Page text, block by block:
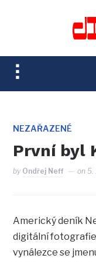
TOGGLE
SIDEBAR
NAVIGATION
NEZAŘAZENÉ
První byl
by Ondřej Neff on5.
Americký deník
digitální
vynálezce se